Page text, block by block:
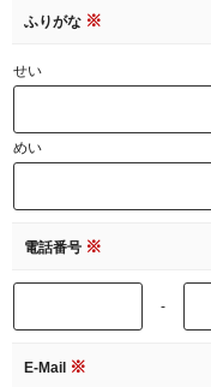
ふりがな ※
せい
めい
電話番号 ※
-
E-Mail ※